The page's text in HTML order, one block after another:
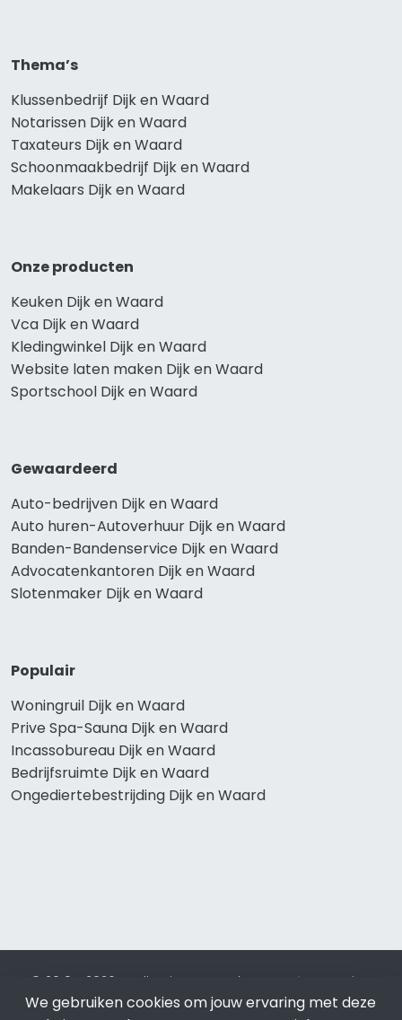
Thema’s
Klussenbedrijf Dijk en Waard
Notarissen Dijk en Waard
Taxateurs Dijk en Waard
Schoonmaakbedrijf Dijk en Waard
Makelaars Dijk en Waard
Onze producten
Keuken Dijk en Waard
Vca Dijk en Waard
Kledingwinkel Dijk en Waard
Website laten maken Dijk en Waard
Sportschool Dijk en Waard
Gewaardeerd
Auto-bedrijven Dijk en Waard
Auto huren-Autoverhuur Dijk en Waard
Banden-Bandenservice Dijk en Waard
Advocatenkantoren Dijk en Waard
Slotenmaker Dijk en Waard
Populair
Woningruil Dijk en Waard
Prive Spa-Sauna Dijk en Waard
Incassobureau Dijk en Waard
Bedrijfsruimte Dijk en Waard
Ongediertebestrijding Dijk en Waard
© 2019 - 2026 Realisatie en SEO door SEO-bureau
Lion
Internet. Betaal alleen voor bewezen resultaten?SEO
We gebruiken cookies om jouw ervaring met deze